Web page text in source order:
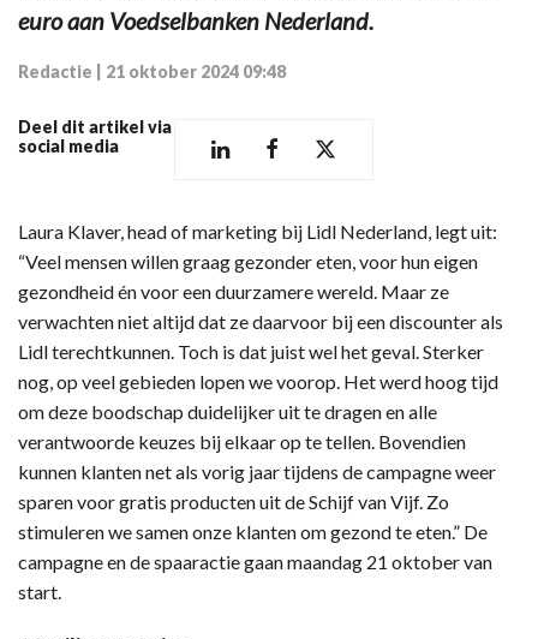
euro aan Voedselbanken Nederland.
Redactie 21 oktober 2024 09:48
Deel dit artikel via
social media
Laura Klaver, head of marketing bij Lidl Nederland, legt uit:
“Veel mensen willen graag gezonder eten, voor hun eigen
gezondheid én voor een duurzamere wereld. Maar ze
verwachten niet altijd dat ze daarvoor bij een discounter als
Lidl terechtkunnen. Toch is dat juist wel het geval. Sterker
nog, op veel gebieden lopen we voorop. Het werd hoog tijd
om deze boodschap duidelijker uit te dragen en alle
verantwoorde keuzes bij elkaar op te tellen. Bovendien
kunnen klanten net als vorig jaar tijdens de campagne weer
sparen voor gratis producten uit de Schijf van Vijf. Zo
stimuleren we samen onze klanten om gezond te eten.” De
campagne en de spaaractie gaan maandag 21 oktober van
start.